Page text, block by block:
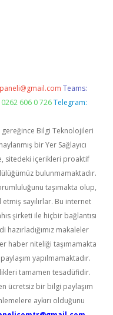
Teams:
606 0 726 Telegram:
gereğince Bilgi Teknolojileri
bir Yer Sağlayıcı
sitedeki içerikleri proaktif
bulunmamaktadır.
taşımakta olup,
sayılırlar. Bu internet
şirketi ile hiçbir bağlantısı
hazırladığımız makaleler
haber niteliği taşımamakta
yapılmamaktadır.
tamamen tesadüfidir.
ücretsiz bir bilgi paylaşım
aykırı olduğunu